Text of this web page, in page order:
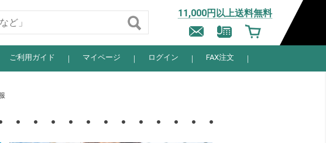
11,000円以上送料無料
ご利用ガイド マイページ ログイン FAX注文
・・・・・・・・・・・